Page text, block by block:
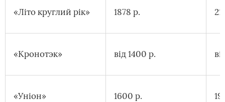
«Літо круглий рік» 1878 р.
«Кронотэк» від 1400 р.
«Уніон» 1600 р.